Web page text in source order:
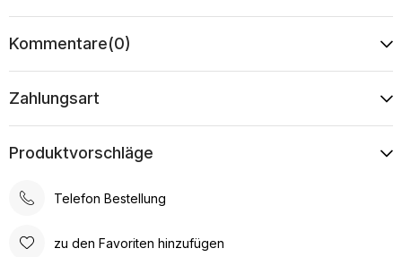
Kommentare(0)
Zahlungsart
Produktvorschläge
Telefon Bestellung
zu den Favoriten hinzufügen